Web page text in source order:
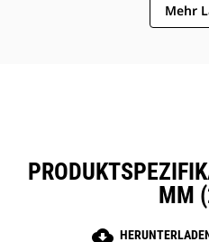
Mehr
MM
cloud_download